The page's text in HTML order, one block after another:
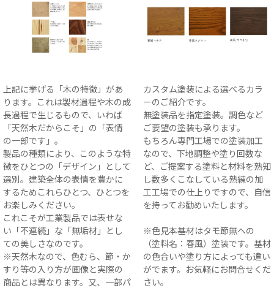
上記に挙げる「木の特徴」があ
ります。これは製材過程や木の成
長過程で生じるもので、いわば
「天然木だからこそ」の「表情
の一部です」。
製品の種類により、このような特
徴をひとつの「デザイン」として
選別。建築全体の表情を豊かに
するためこれらひとつ、ひとつを
お楽しみください。
これこそが工業製品では表せな
い「不連続」な「無垢材」とし
ての美しさなのです。
※天然木なので、色むら、節・か
すり等の入り方が画像と実際の
商品とは異なります。又、一部パ
カスタム塗装による選べるカラ
ーのご紹介です。
無塗装品を指定塗装。調色など
ご要望の塗装も承ります。
もちろん専門工場での塗装加工
なので、下地調整や塗り回数な
ど、ご提案する塗料と材料を熟知
し数多くこなしている熟練の加
工工場での仕上りですので、自信
を持ってお勧めいたします。
※色見本基材はタモ節無への
（塗料名：春風）塗装です。基材
の色合いや塗り方によっても違い
がでます。お気軽にお問合せくだ
さい。